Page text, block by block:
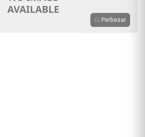
Perbesar